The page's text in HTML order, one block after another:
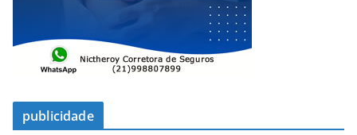
publicidade